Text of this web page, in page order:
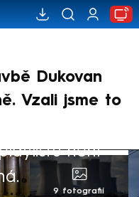
Dukovan
Vzali jsme to
není
9 fotografií